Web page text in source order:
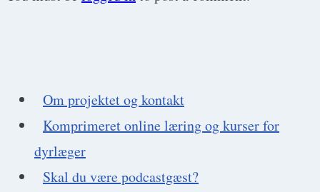
Om projektet og kontakt
Komprimeret online læring og kurser for
dyrlæger
Skal du være podcastgæst?